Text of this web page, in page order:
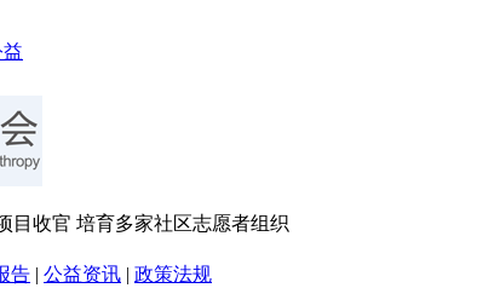
目收官 培育多家社区志愿者组织
告 | 公益资讯 | 政策法规